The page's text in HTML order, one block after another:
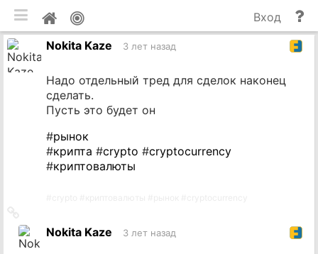
Мой
профиль
и
Вход
Nokita Kaze
3 лет назад
Надо отдельный тред для сделок наконец
сделать.
Пусть это будет он
#рынок
#крипта #crypto #cryptocurrency
#криптовалюты
на
источникNokita Kaze 3 лет назад
мобильная версия